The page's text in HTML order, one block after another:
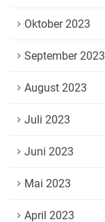
Oktober 2023
September 2023
August 2023
Juli 2023
Juni 2023
Mai 2023
April 2023